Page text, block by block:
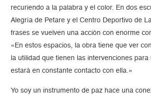
recuriendo a la palabra y el color. En dos
Alegría de Petare y el Centro Deportivo de
frases se vuelven una acción con enorme
«En estos espacios, la obra tiene que ver
la utilidad que tienen las intervenciones
estará en constante contacto con ella.»
Yo soy un instrumento de paz hace una